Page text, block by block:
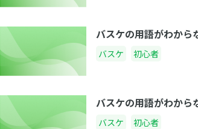
バスケの用語がわから
バスケ 初心者
バスケの用語がわから
バスケ 初心者